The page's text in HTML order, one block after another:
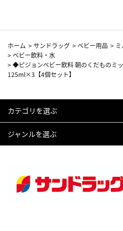
ホーム >サンドラッグ >ベビー用品 >
>ベビー飲料・水
>◆ピジョンベビー飲料 朝のくだものミッ
125ml×3【4個セット】
カテゴリを選ぶ
ジャンルを選ぶ